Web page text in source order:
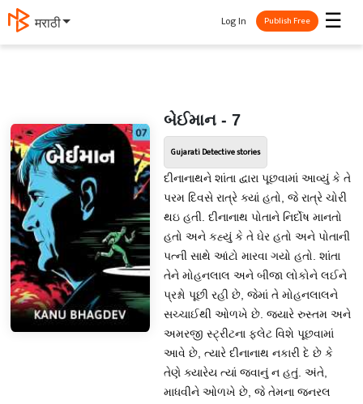
मराठी ☰
Log In Publish Free
બેઈમાન - 7
Gujarati Detective stories
દીનાનાથને શાંતા દ્વારા પૂછવામાં આવ્યું કે તે
પરમ દિવસે રાત્રે ક્યાં હતો, જે રાત્રે ચોરી
થઇ હતી. દીનાનાથ પોતાને નિર્દોષ માનતો
હતો અને કહ્યું કે તે ઘેર હતો અને પોતાની
પત્ની સાથે આંટો મારવા ગયો હતો. શાંતા
તેને મોહનલાલ અને બીજા લોકોને લઈને
પ્રશ્નો પૂછી રહી છે, જેમાં તે મોહનલાલને
સચ્ચાઈથી ઓળખે છે. જ્યારે રુસ્તમ અને
અમરજી સ્ટ્રીટના ફ્લેટ વિશે પૂછવામાં
આવે છે, ત્યારે દીનાનાથ નકારી દે છે કે
તેણે ક્યારેય ત્યાં જવાનું ન હતું. અંતે,
માધવીને ઓળખે છે, જે તેમના જનરલ